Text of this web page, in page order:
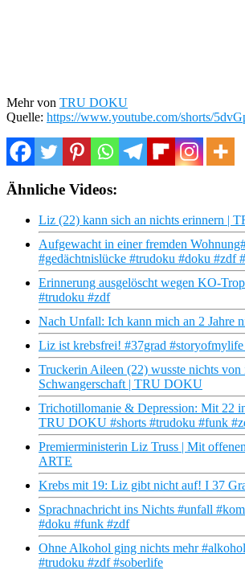
Mehr von TRU DOKU
Quelle: https://www.youtube.com/shorts/
Ähnliche Videos:
Liz (22) kann sich an nichts erinnern |
Aufgewacht in einer fremden
#gedächtnislücke #trudoku #doku #zdf
Erinnerung ausgelöscht wegen KO-
#trudoku #zdf
Nach Unfall: Ich kann mich an 2 Jahre
Liz ist krebsfrei! #37grad
Truckerin Aileen (22) wusste nichts von
Schwangerschaft | TRU DOKU
Trichotillomanie & Depression: Mit 22
TRU DOKU #shorts #trudoku #funk
Premierministerin Liz Truss | Mit
ARTE
Krebs mit 19: Liz gibt nicht auf! I 37
Sprachnachricht ins Nichts #unfall
#doku #funk #zdf
Ohne Alkohol ging nichts mehr
#trudoku #zdf #soberlife